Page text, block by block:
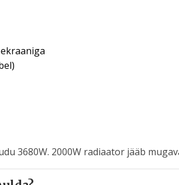
3680W. 2000W radiaator jääb